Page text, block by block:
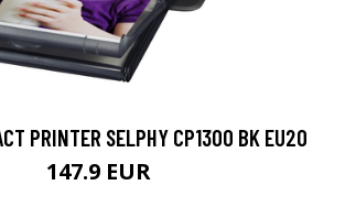
PRINTER SELPHY CP1300 BK EU20
147.9 EUR